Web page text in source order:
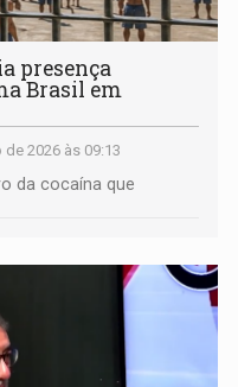
presença
Brasil em
2026 às 09:13
da cocaína que